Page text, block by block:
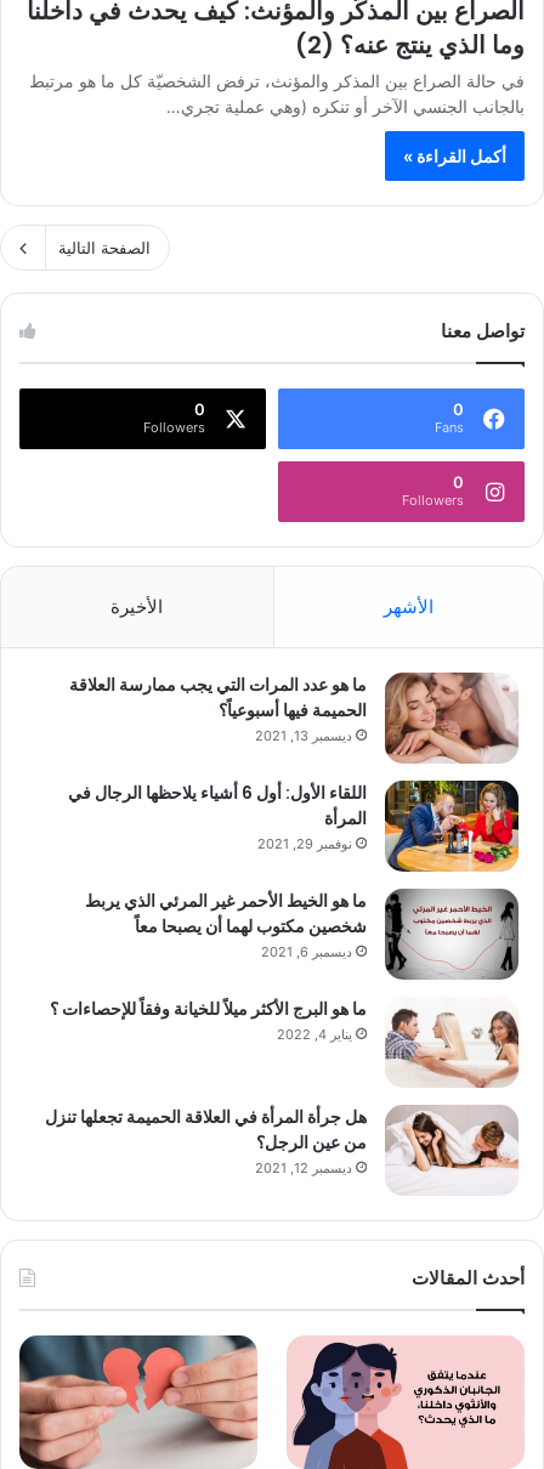
الصراع بين المذكّر والمؤنث: كيف يحدث في داخلنا
وما الذي ينتج عنه؟ (2)
في حالة الصراع بين المذكر والمؤنث، ترفض الشخصيّة كل ما هو مرتبط
بالجانب الجنسي الآخر أو تنكره (وهي عملية تجري…
أكمل القراءة »
الصفحة التالية
تواصل معنا
0
Fans
0
Followers
0
Followers
الأشهر الأخيرة
ما هو عدد المرات التي يجب ممارسة العلاقة
الحميمة فيها أسبوعياً؟
ديسمبر 13, 2021
اللقاء الأول: أول 6 أشياء يلاحظها الرجال في
المرأة
نوفمبر 29, 2021
ما هو الخيط الأحمر غير المرئي الذي يربط
شخصين مكتوب لهما أن يصبحا معاً
ديسمبر 6, 2021
ما هو البرج الأكثر ميلاً للخيانة وفقاً للإحصاءات ؟
يناير 4, 2022
هل جرأة المرأة في العلاقة الحميمة تجعلها تنزل
من عين الرجل؟
ديسمبر 12, 2021
أحدث المقالات